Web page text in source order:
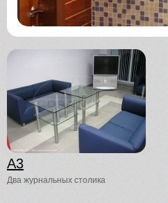
A3
Два журнальных столика